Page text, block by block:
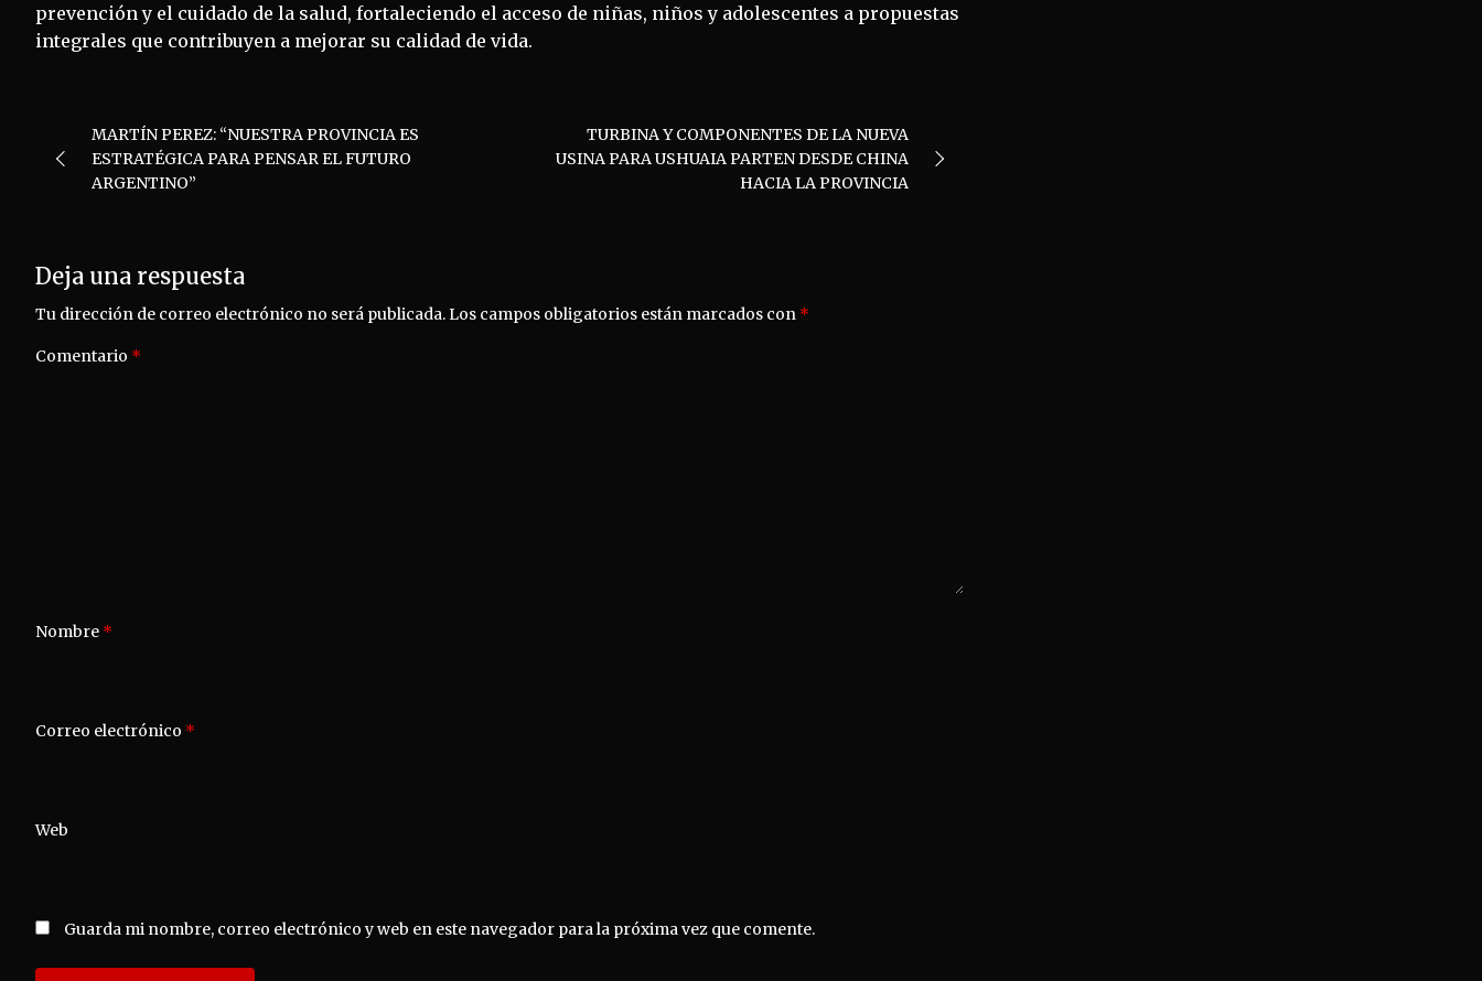
prevención y el cuidado de la salud, fortaleciendo el acceso de niñas, niños y adolescentes a propuestas
integrales que contribuyen a mejorar su calidad de vida.
de
entradas
MARTÍN PEREZ: “NUESTRA PROVINCIA ES
ESTRATÉGICA PARA PENSAR EL FUTURO
ARGENTINO”
TURBINA Y COMPONENTES DE LA NUEVA
USINA PARA USHUAIA PARTEN DESDE CHINA
HACIA LA PROVINCIA
Deja una respuesta
Tu dirección de correo electrónico no será publicada.Los campos obligatorios están marcados con *
Comentario *
Nombre *
Correo electrónico *
Web
Guarda mi nombre, correo electrónico y web en este navegador para la próxima vez que comente.